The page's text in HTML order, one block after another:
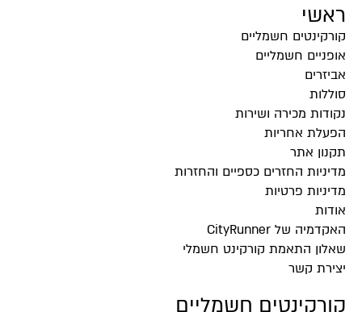
ראשי
קורקינטים חשמליים
אופניים חשמליים
אביזרים
סוללות
נקודות מכירה ושירות
הפעלת אחריות
תקנון אתר
מדיניות החזרים כספיים והחזרות
מדיניות פרטיות
אודות
האקדמיה של CityRunner
שאלון התאמת קורקינט חשמלי
יצירת קשר
קורקינטים חשמליים